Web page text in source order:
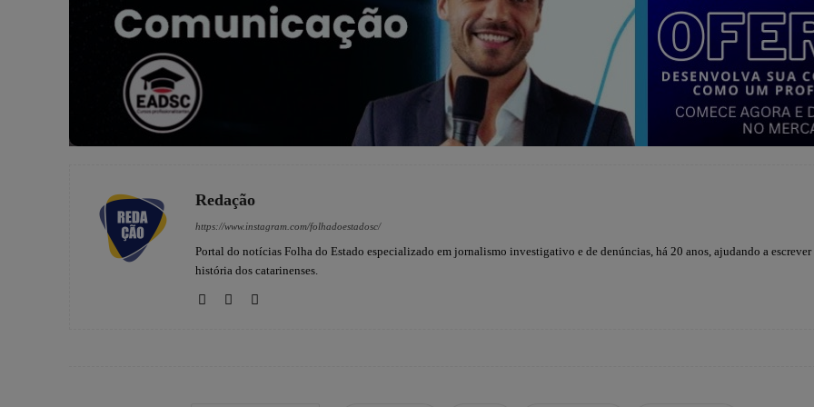
Redação
https://www.instagram.com/folhadoestadosc/
Portal do notícias Folha do Estado especializado em jornalismo investigativo e de denúncias, há 20 anos, ajudando a escrever
história dos catarinenses.